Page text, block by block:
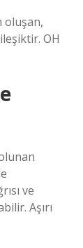
oluşan,
OH
ve
Aşırı